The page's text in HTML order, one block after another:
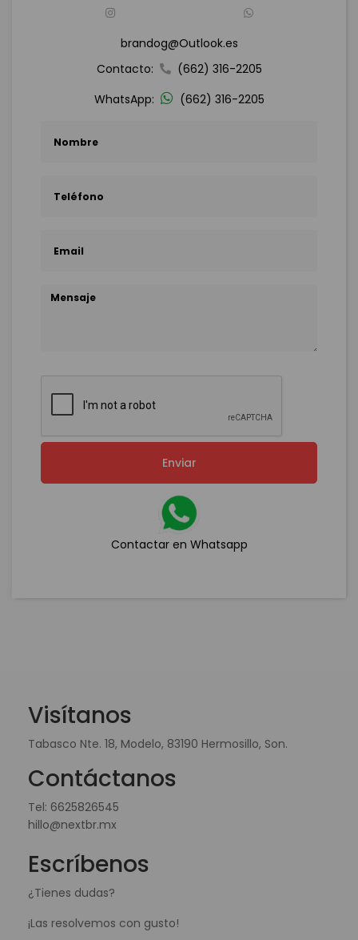
brandog@Outlook.es
Contacto:
(662) 316-2205
WhatsApp:
(662) 316-2205
Enviar
Contactar en Whatsapp
Visítanos
Tabasco Nte. 18, Modelo, 83190 Hermosillo, Son.
Contáctanos
Tel: 6625826545
hillo@nextbr.mx
Escríbenos
¿Tienes dudas?
¡Las resolvemos con gusto!